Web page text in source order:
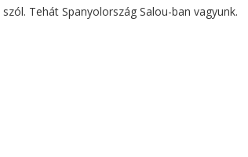
Tehát Spanyolország Salou-ban vagyunk.